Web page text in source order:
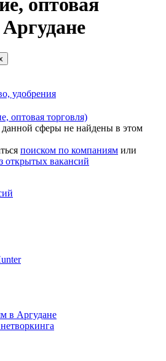
оптовая
удобрения
оптовая торговля)
сферы не найдены в этом
поиском по компаниям или
открытых вакансий
в Аргудане